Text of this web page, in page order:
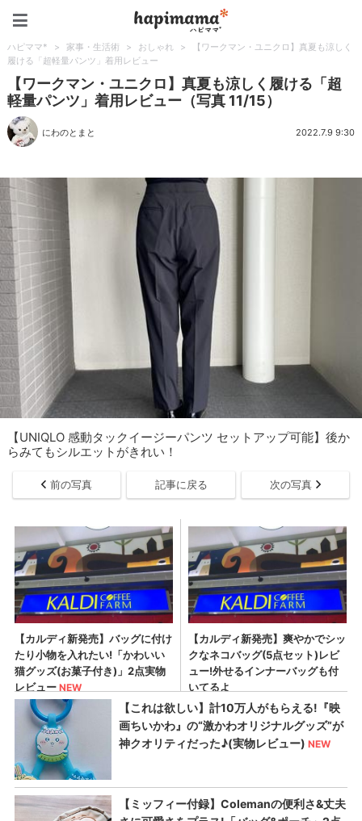
ハピママ* > 家事・生活術 > おしゃれ >
【ワークマン・ユニクロ】真夏も涼しく
履ける「超軽量パンツ」着用レビュー
【ワークマン・ユニクロ】真夏も涼しく履ける「超
軽量パンツ」着用レビュー（写真 11/15）
にわのとまと 2022.7.9 9:30
【UNIQLO 感動タックイージーパンツ セットアップ可能】後か
らみてもシルエットがきれい！
前の写真 記事に戻る 次の写真